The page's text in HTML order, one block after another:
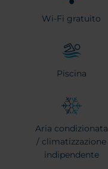
Wi-Fi gratuito
Piscina
Aria condizionata
/ climatizzazione
indipendente